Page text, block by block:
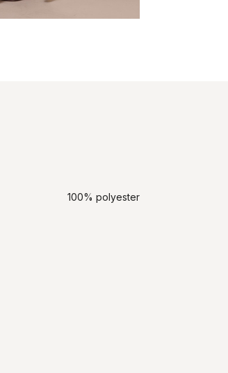
100% polyester